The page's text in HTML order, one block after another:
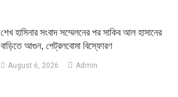
শেখ হাসিনার সংবাদ সম্মেলনের পর সাকিব আল হাসানের
বাড়িতে আগুন, পেট্রলবোমা বিস্ফোরণ
August 6, 2026 Admin